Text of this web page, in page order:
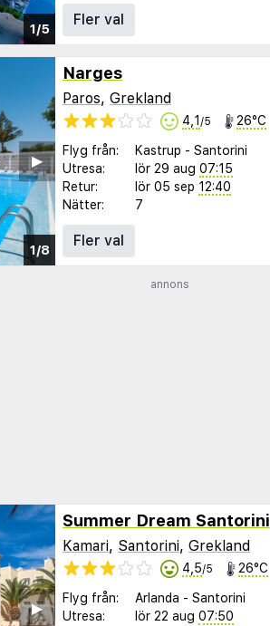
1/5
Fler val
1/8
▶︎
Narges
Paros, Grekland
4,1 /5 26°C
Flyg från: Kastrup - Santorini
Utresa:
lör 29 aug 07:15
Retur:
lör 05 sep 12:40
Nätter:
7
Fler val
annons
▶︎
Summer Dream Santorini
Kamari, Santorini, Grekland
4,5/5 26°C
Flyg från: Arlanda - Santorini
Utresa:
lör 22 aug 07:50